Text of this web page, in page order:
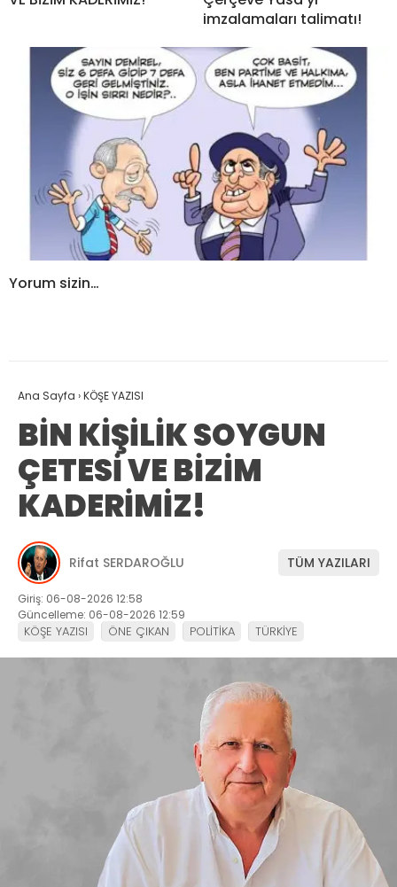
imzalamaları talimatı!
Yorum sizin…
Ana Sayfa ›KÖŞE YAZISI
BİN KİŞİLİK SOYGUN
ÇETESİ VE BİZİM
KADERİMİZ!
Rifat SERDAROĞLU TÜM YAZILARI
Giriş: 06-08-2026 12:58
Güncelleme: 06-08-2026 12:59
KÖŞE YAZISI ÖNE ÇIKAN POLİTİKA TÜRKİYE